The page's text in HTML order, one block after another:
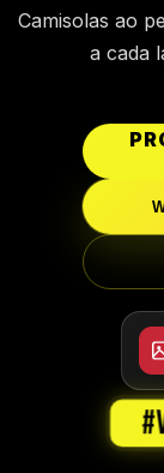
TOCA FORA
Camisolas ao
a cada